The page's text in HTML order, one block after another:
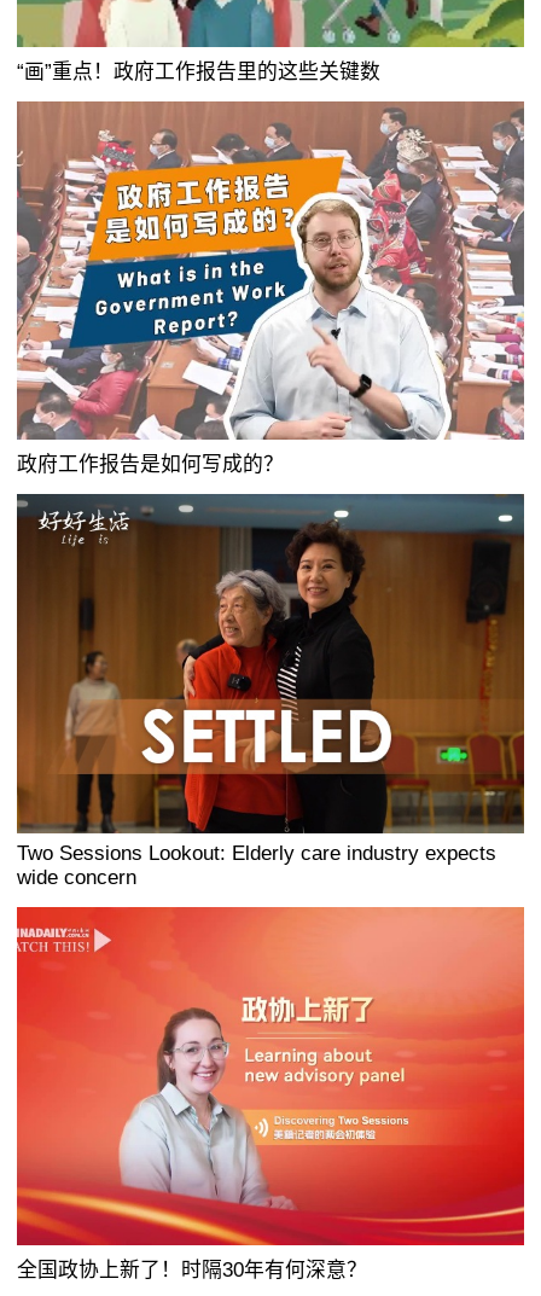
“画”重点！政府工作报告里的这些关键数
政府工作报告是如何写成的？
Two Sessions Lookout: Elderly care industry expects
wide concern
全国政协上新了！时隔30年有何深意？